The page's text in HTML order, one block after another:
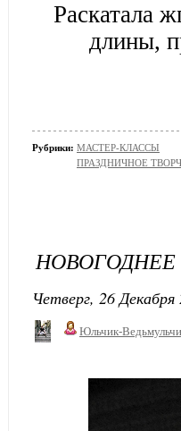
Раскатала
длины,
Рубрики: МАСТЕР-КЛАССЫ
ПРАЗДНИЧНОЕ
НОВОГОДНЕЕ
Четверг, 26
Юльчик-